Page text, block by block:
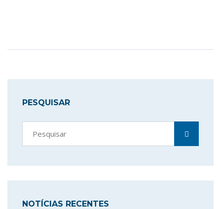
PESQUISAR
NOTÍCIAS RECENTES